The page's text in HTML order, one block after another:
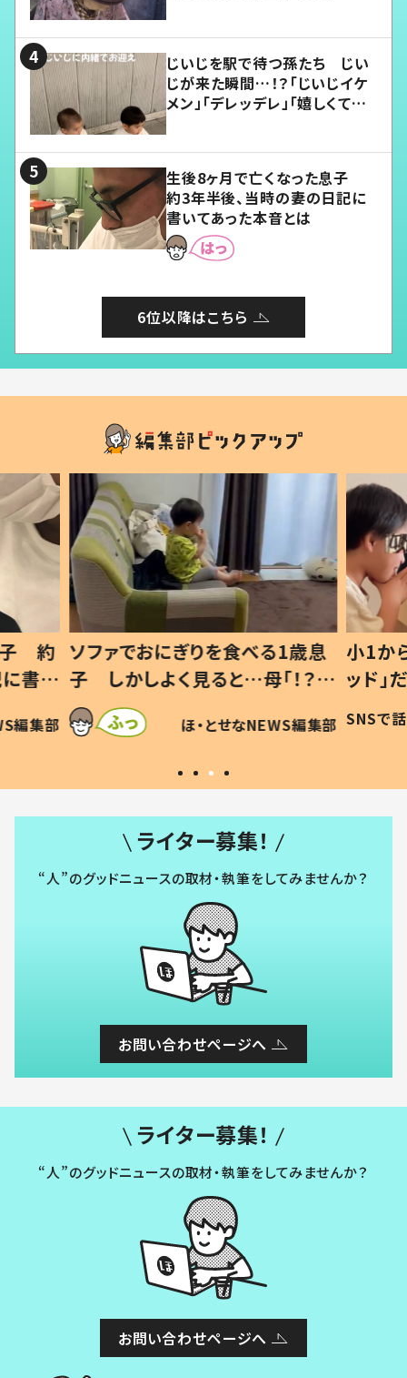
じいじを駅で待つ孫たち じい
じが来た瞬間…！？「じいじイケ
メン」「デレッデレ」「嬉しくて可
生後8ヶ月で亡くなった息子
約3年半後、当時の妻の日記に
書いてあった本音とは
6位以降はこちら
歳息
？」
編集部
小1から不登校、息子は「ギフテ
ッド」だった 父が“ウチ給食”を
作り続ける理由とは #令和の親
#令和の子
SNSで話題 ほ・とせなNEWS編集部
ひ孫
が、抱
「涙
い」
ライター募集！
“人”のグッドニュースの取材・執筆をしてみませんか？
お問い合わせページへ
ライター募集！
“人”のグッドニュースの取材・執筆をしてみませんか？
お問い合わせページへ